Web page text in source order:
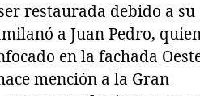
restaurada debido a su
a Juan Pedro,
en la fachada
mención a la Gran